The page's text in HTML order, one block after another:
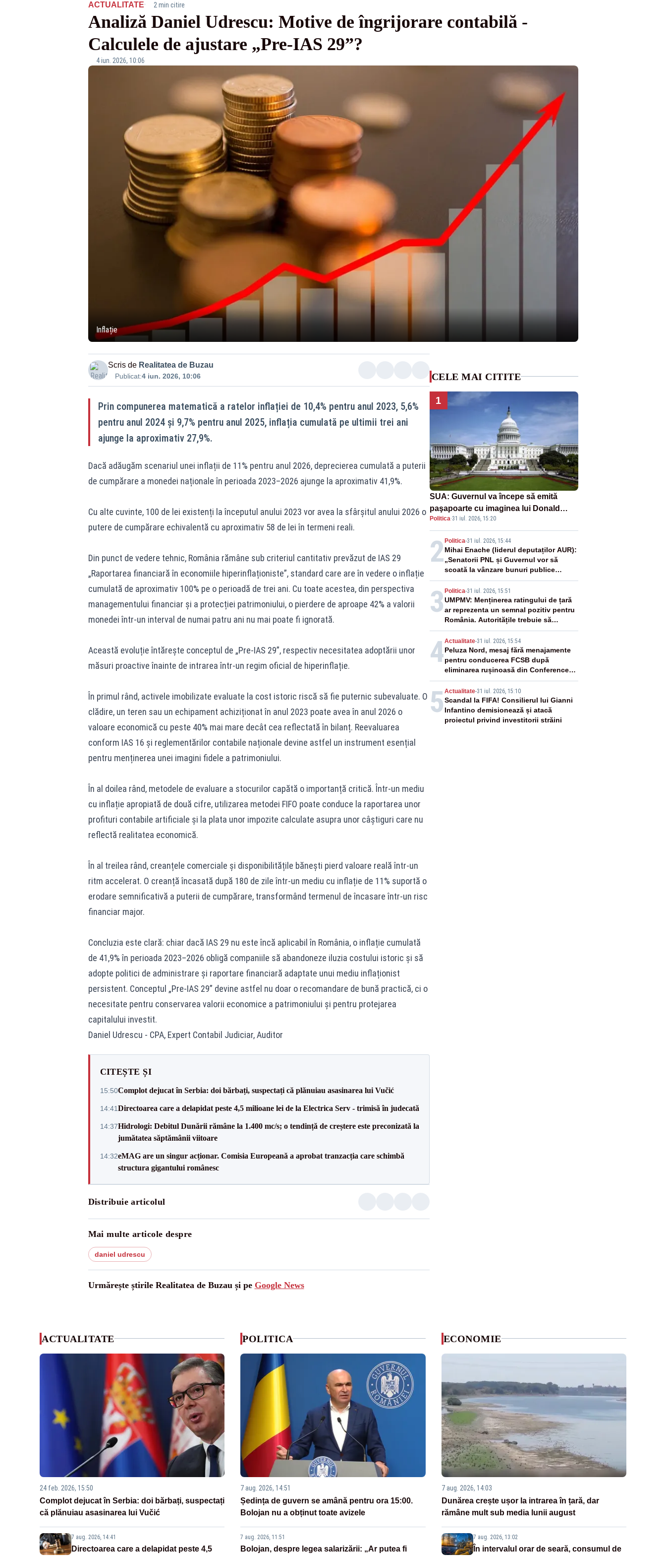
ACTUALITATE· 2 min citire
Analiză Daniel Udrescu: Motive de îngrijorare contabilă -
Calculele de ajustare „Pre-IAS 29”?
4 iun. 2026, 10:06
Inflație
Scris de Realitatea de Buzau
Publicat:4 iun. 2026, 10:06
Prin compunerea matematică a ratelor inflației de 10,4% pentru anul 2023, 5,6%
pentru anul 2024 și 9,7% pentru anul 2025, inflația cumulată pe ultimii trei ani
ajunge la aproximativ 27,9%.
Dacă adăugăm scenariul unei inflații de 11% pentru anul 2026, deprecierea cumulată a puterii
de cumpărare a monedei naționale în perioada 2023–2026 ajunge la aproximativ 41,9%.
Cu alte cuvinte, 100 de lei existenți la începutul anului 2023 vor avea la sfârșitul anului 2026 o
putere de cumpărare echivalentă cu aproximativ 58 de lei în termeni reali.
Din punct de vedere tehnic, România rămâne sub criteriul cantitativ prevăzut de IAS 29
„Raportarea financiară în economiile hiperinflaționiste”, standard care are în vedere o inflație
cumulată de aproximativ 100% pe o perioadă de trei ani. Cu toate acestea, din perspectiva
managementului financiar și a protecției patrimoniului, o pierdere de aproape 42% a valorii
monedei într-un interval de numai patru ani nu mai poate fi ignorată.
Această evoluție întărește conceptul de „Pre-IAS 29”, respectiv necesitatea adoptării unor
măsuri proactive înainte de intrarea într-un regim oficial de hiperinflație.
În primul rând, activele imobilizate evaluate la cost istoric riscă să fie puternic subevaluate. O
clădire, un teren sau un echipament achiziționat în anul 2023 poate avea în anul 2026 o
valoare economică cu peste 40% mai mare decât cea reflectată în bilanț. Reevaluarea
conform IAS 16 și reglementărilor contabile naționale devine astfel un instrument esențial
pentru menținerea unei imagini fidele a patrimoniului.
În al doilea rând, metodele de evaluare a stocurilor capătă o importanță critică. Într-un mediu
cu inflație apropiată de două cifre, utilizarea metodei FIFO poate conduce la raportarea unor
profituri contabile artificiale și la plata unor impozite calculate asupra unor câștiguri care nu
reflectă realitatea economică.
În al treilea rând, creanțele comerciale și disponibilitățile bănești pierd valoare reală într-un
ritm accelerat. O creanță încasată după 180 de zile într-un mediu cu inflație de 11% suportă o
erodare semnificativă a puterii de cumpărare, transformând termenul de încasare într-un risc
financiar major.
Concluzia este clară: chiar dacă IAS 29 nu este încă aplicabil în România, o inflație cumulată
de 41,9% în perioada 2023–2026 obligă companiile să abandoneze iluzia costului istoric și să
adopte politici de administrare și raportare financiară adaptate unui mediu inflaționist
persistent. Conceptul „Pre-IAS 29” devine astfel nu doar o recomandare de bună practică, ci o
necesitate pentru conservarea valorii economice a patrimoniului și pentru protejarea
capitalului investit.
Daniel Udrescu - CPA, Expert Contabil Judiciar, Auditor
CITEȘTE ȘI
15:50Complot dejucat în Serbia: doi bărbați, suspectați că plănuiau asasinarea lui Vučić
14:41Directoarea care a delapidat peste 4,5 milioane lei de la Electrica Serv - trimisă în judecată
14:37Hidrologi: Debitul Dunării rămâne la 1.400 mc/s; o tendință de creștere este preconizată la
jumătatea săptămânii viitoare
14:32eMAG are un singur acționar. Comisia Europeană a aprobat tranzacția care schimbă
structura gigantului românesc
Distribuie articolul
Mai multe articole despre
daniel udrescu
Urmărește știrile Realitatea de Buzau și pe Google News
CELE MAI CITITE
1
SUA: Guvernul va începe să emită
paşapoarte cu imaginea lui Donald
Trump începând cu 8 august
Politica·31 iul. 2026, 15:20
2Politica-31 iul. 2026, 15:44
Mihai Enache (liderul deputaților AUR):
„Senatorii PNL și Guvernul vor să
scoată la vânzare bunuri publice
pentru a stinge datoriile pentru
vaccinurile Pfizer!”
3 Politica-31 iul. 2026, 15:51
UMPMV: Menținerea ratingului de țară
ar reprezenta un semnal pozitiv pentru
România. Autoritățile trebuie să
continue consolidarea stabilității
economice și financiare
4Actualitate-31 iul. 2026, 15:54
Peluza Nord, mesaj fără menajamente
pentru conducerea FCSB după
eliminarea rușinoasă din Conference
League
5 Actualitate-31 iul. 2026, 15:10
Scandal la FIFA! Consilierul lui Gianni
Infantino demisionează și atacă
proiectul privind investitorii străini
ACTUALITATE
24 feb. 2026, 15:50
Complot dejucat în Serbia: doi bărbați, suspectați
că plănuiau asasinarea lui Vučić
7 aug. 2026, 14:41
Directoarea care a delapidat peste 4,5
POLITICA
7 aug. 2026, 14:51
Ședința de guvern se amână pentru ora 15:00.
Bolojan nu a obținut toate avizele
7 aug. 2026, 11:51
Bolojan, despre legea salarizării: „Ar putea fi
ECONOMIE
7 aug. 2026, 14:03
Dunărea crește ușor la intrarea în țară, dar
rămâne mult sub media lunii august
7 aug. 2026, 13:02
În intervalul orar de seară, consumul de